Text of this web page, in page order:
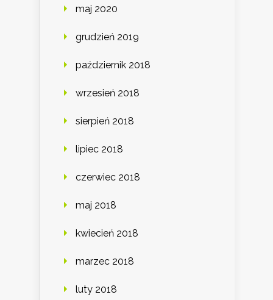
maj 2020
grudzień 2019
październik 2018
wrzesień 2018
sierpień 2018
lipiec 2018
czerwiec 2018
maj 2018
kwiecień 2018
marzec 2018
luty 2018